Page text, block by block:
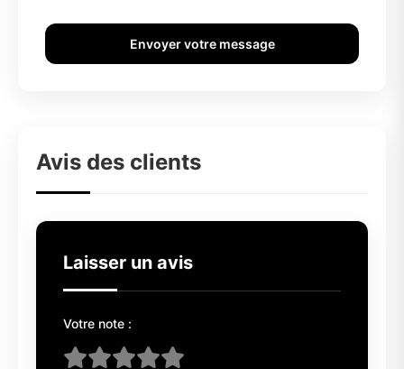
Envoyer votre message
Avis des clients
Laisser un avis
Votre note :